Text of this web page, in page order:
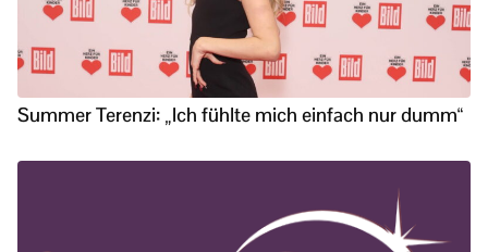
Summer Terenzi: „Ich fühlte mich einfach nur dumm“